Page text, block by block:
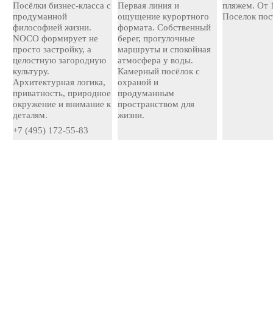
Посёлки бизнес-класса с
продуманной
философией жизни.
NOCO формирует не
просто застройку, а
целостную загородную
культуру.
Архитектурная логика,
приватность, природное
окружение и внимание к
деталям.
+7 (495) 172-55-83
Первая линия и
ощущение курортного
формата. Собственный
берег, прогулочные
маршруты и спокойная
атмосфера у воды.
Камерный посёлок с
охраной и
продуманным
пространством для
жизни.
пляжем. От
Поселок